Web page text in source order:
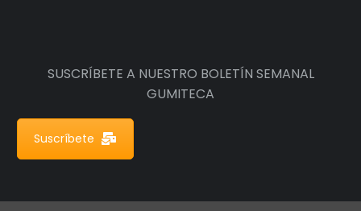
SUSCRÍBETE A NUESTRO BOLETÍN SEMANAL
GUMITECA
Suscríbete